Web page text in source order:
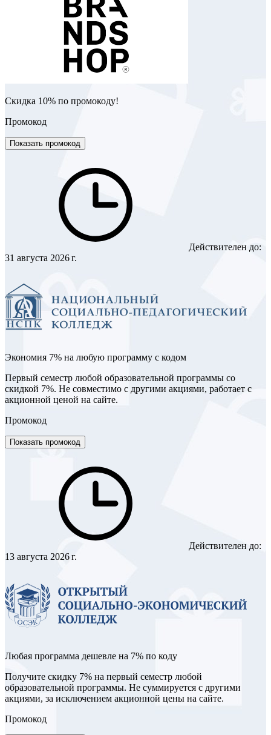
Скидка 10% по промокоду!
Промокод
Показать промокод
Действителен до:
31 августа 2026 г.
Экономия 7% на любую программу с кодом
Первый семестр любой образовательной программы со
скидкой 7%. Не совместимо с другими акциями, работает с
акционной ценой на сайте.
Промокод
Показать промокод
Действителен до:
13 августа 2026 г.
Любая программа дешевле на 7% по коду
Получите скидку 7% на первый семестр любой
образовательной программы. Не суммируется с другими
акциями, за исключением акционной цены на сайте.
Промокод